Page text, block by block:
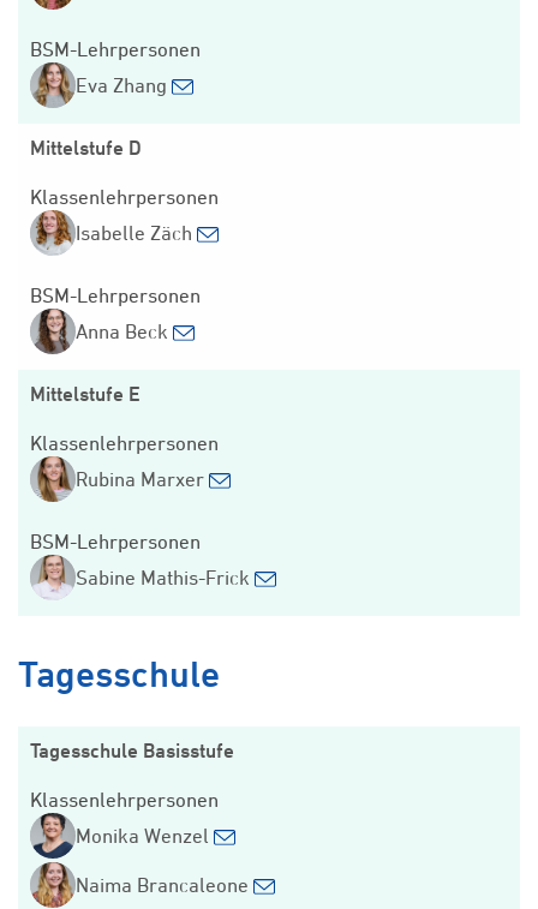
BSM-Lehrpersonen
Eva Zhang
Mittelstufe D
Klassenlehrpersonen
Isabelle Zäch
BSM-Lehrpersonen
Anna Beck
Mittelstufe E
Klassenlehrpersonen
Rubina Marxer
BSM-Lehrpersonen
Sabine Mathis-Frick
Tagesschule
Tagesschule Basisstufe
Klassenlehrpersonen
Monika Wenzel
Naima Brancaleone